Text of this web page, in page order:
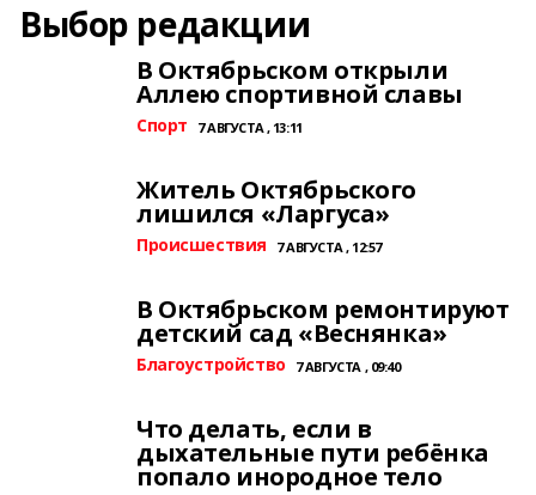
Выбор редакции
В Октябрьском открыли
Аллею спортивной славы
Спорт 7 АВГУСТА , 13:11
Житель Октябрьского
лишился «Ларгуса»
Происшествия 7 АВГУСТА , 12:57
В Октябрьском ремонтируют
детский сад «Веснянка»
Благоустройство 7 АВГУСТА , 09:40
Что делать, если в
дыхательные пути ребёнка
попало инородное тело